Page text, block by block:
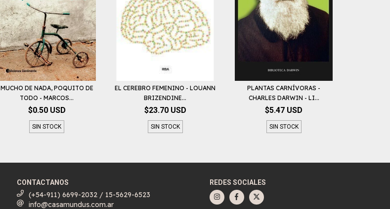
MUCHO DE NADA, POQUITO DE
TODO - MARCOS...
$0.50 USD
SIN STOCK
EL CEREBRO FEMENINO - LOUANN
BRIZENDINE...
$23.70 USD
SIN STOCK
PLANTAS CARNÍVORAS -
CHARLES DARWIN - LI...
$5.47 USD
SIN STOCK
CONTACTANOS
(+54-911) 6699-2032 / 15-5629-6523
info@casamundus.com.ar
REDES SOCIALES